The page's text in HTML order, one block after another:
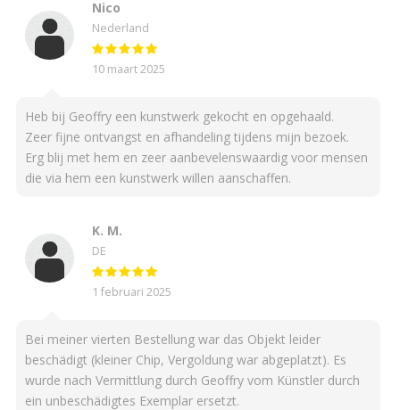
Nico
Nederland
10 maart 2025
Heb bij Geoffry een kunstwerk gekocht en opgehaald.
Zeer fijne ontvangst en afhandeling tijdens mijn bezoek.
Erg blij met hem en zeer aanbevelenswaardig voor mensen
die via hem een kunstwerk willen aanschaffen.
K. M.
DE
1 februari 2025
Bei meiner vierten Bestellung war das Objekt leider
beschädigt (kleiner Chip, Vergoldung war abgeplatzt). Es
wurde nach Vermittlung durch Geoffry vom Künstler durch
ein unbeschädigtes Exemplar ersetzt.